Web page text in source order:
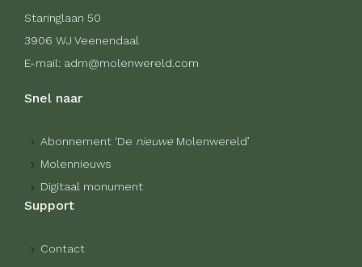
Staringlaan 50
3906 WJ Veenendaal
E-mail: adm@molenwereld.com
Snel naar
Abonnement ‘De nieuwe Molenwereld’
Molennieuws
Digitaal monument
Support
Contact